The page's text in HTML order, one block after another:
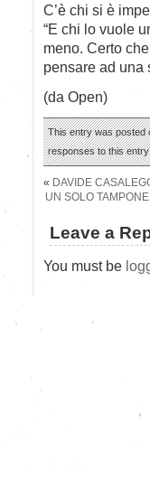
C’è chi si è
“E chi lo vuole
meno. Certo
pensare ad una
(da Open)
This entry was posted
responses to this
« DAVIDE
UN SOLO
Leave a
You must be